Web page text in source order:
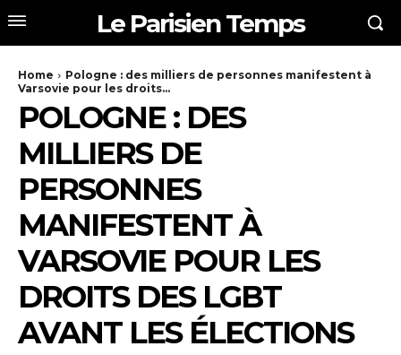
Le Parisien Temps
Home
Pologne : des milliers de personnes manifestent à
Varsovie pour les droits...
POLOGNE : DES
MILLIERS DE
PERSONNES
MANIFESTENT À
VARSOVIE POUR LES
DROITS DES LGBT
AVANT LES ÉLECTIONS